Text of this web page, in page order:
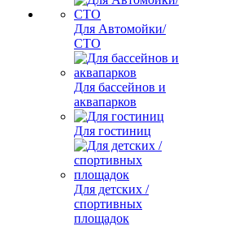
Для Автомойки/
СТО
Для бассейнов и
аквапарков
Для гостиниц
Для детских /
спортивных
площадок